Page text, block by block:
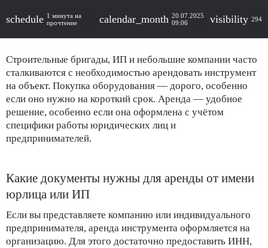
schedule 1 минута на
прочтение
calendar_month 20.07.2025
09:06
visibility 294
Строительные бригады, ИП и небольшие компании часто
сталкиваются с необходимостью арендовать инструмент
на объект. Покупка оборудования — дорого, особенно
если оно нужно на короткий срок. Аренда — удобное
решение, особенно если она оформлена с учётом
специфики работы юридических лиц и
предпринимателей.
Какие документы нужны для аренды от имени
юрлица или ИП
Если вы представляете компанию или индивидуального
предпринимателя, аренда инструмента оформляется на
организацию. Для этого достаточно предоставить ИНН,